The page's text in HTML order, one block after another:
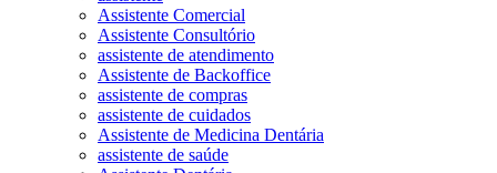
Assistente Comercial
Assistente Consultório
assistente de atendimento
Assistente de Backoffice
assistente de compras
assistente de cuidados
Assistente de Medicina Dentária
assistente de saúde